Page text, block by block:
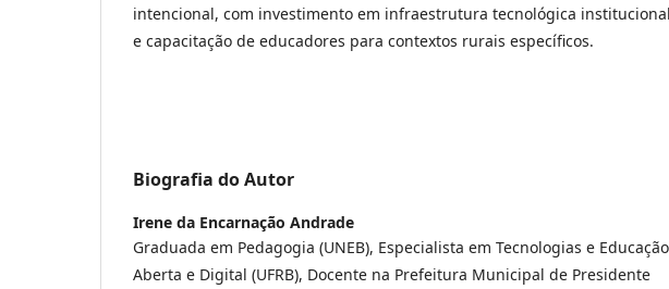
intencional, com investimento em infraestrutura tecnológica institucional
e capacitação de educadores para contextos rurais específicos.
Biografia do Autor
Irene da Encarnação Andrade
Graduada em Pedagogia (UNEB), Especialista em Tecnologias e Educação
Aberta e Digital (UFRB), Docente na Prefeitura Municipal de Presidente